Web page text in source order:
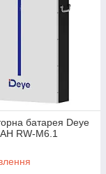
батарея Deye
RW-M6.1